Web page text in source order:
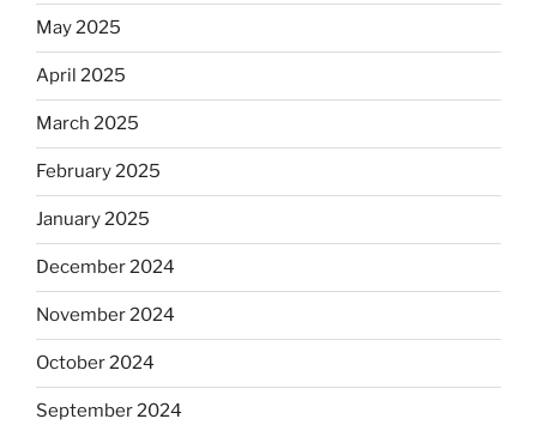
May 2025
April 2025
March 2025
February 2025
January 2025
December 2024
November 2024
October 2024
September 2024